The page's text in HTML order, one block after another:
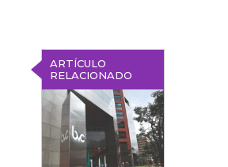
ARTÍCULO
RELACIONADO